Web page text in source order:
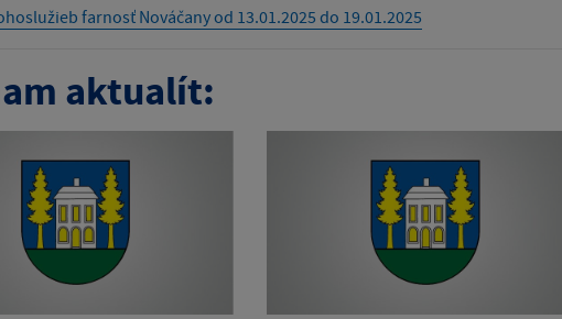
farnosť Nováčany od 13.01.2025 do 19.01.2025
aktualít: